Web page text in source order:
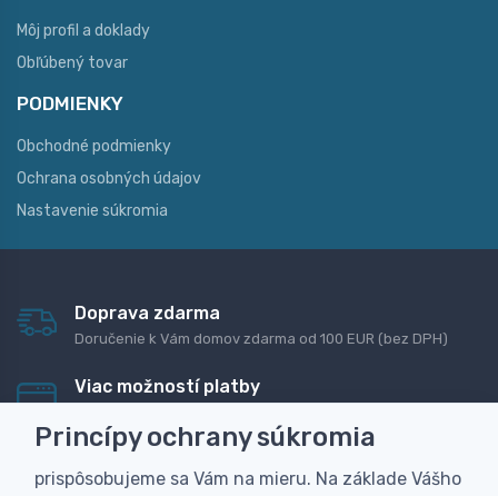
Môj profil a doklady
Obľúbený tovar
PODMIENKY
Obchodné podmienky
Ochrana osobných údajov
Nastavenie súkromia
Doprava zdarma
Doručenie k Vám domov zdarma od 100 EUR (bez DPH)
Viac možností platby
dobierku
Personalizácia
Princípy ochrany súkromia
prispôsobujeme sa Vám na mieru. Na základe Vášho